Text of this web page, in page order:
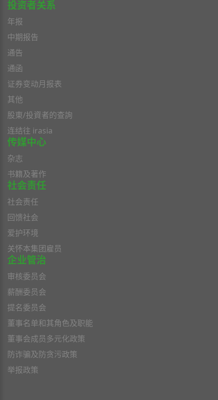
投资者关系
年报
中期报告
通告
通函
证券变动月报表
其他
股東/投資者的查詢
连结往 irasia
传媒中心
杂志
书籍及著作
社会责任
社会责任
回馈社会
爱护环境
关怀本集团雇员
企业管治
审核委员会
薪酬委员会
提名委员会
董事名单和其角色及职能
董事会成员多元化政策
防诈骗及防贪污政策
举报政策